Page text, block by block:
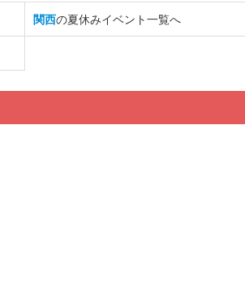
関西の夏休みイベント一覧へ